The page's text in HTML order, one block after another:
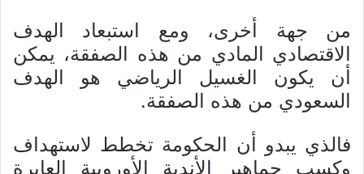
من جهة أخرى، ومع استبعاد الهدف
الاقتصادي المادي من هذه الصفقة، يمكن
أن يكون الغسيل الرياضي هو الهدف
السعودي من هذه الصفقة.
فالذي يبدو أن الحكومة تخطط لاستهداف
وكسب جماهير الأندية الأوروبية العابرة